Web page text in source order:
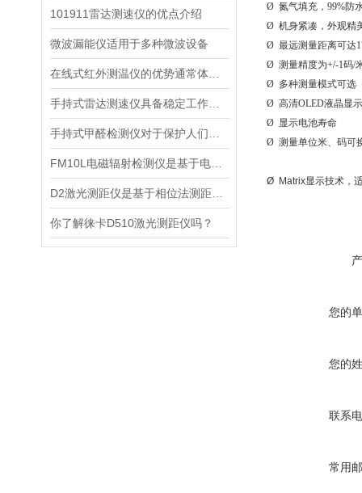
101911雷达测速仪的优点介绍
微波漏能仪适用于多种微波设备
你了解徕卡D510激光测距仪吗？
Ø 氮气填充，99%防
Ø 机身紧凑，外观精
Ø 最远测量距离可达
Ø 测量精度为+/-1码/
Ø 多种测量模式可选
Ø 高清OLED液晶显
Ø 显示电池寿命
Ø 测量单位米、码可
Ø Matrix显示技术，
您的
您的
联系
常用